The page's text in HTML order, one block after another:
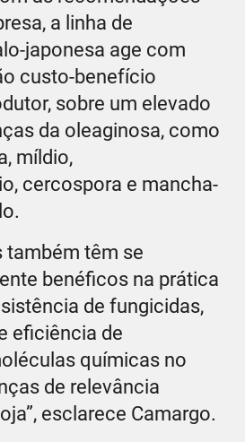
a linha de
japonesa age com
custo-benefício
sobre um elevado
da oleaginosa, como
míldio,
cercospora e mancha-
também têm se
benéficos na prática
de fungicidas,
eficiência de
químicas no
de relevância
esclarece Camargo.